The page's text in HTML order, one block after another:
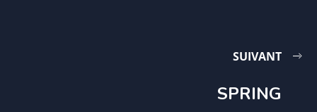
SUIVANT
SPRING